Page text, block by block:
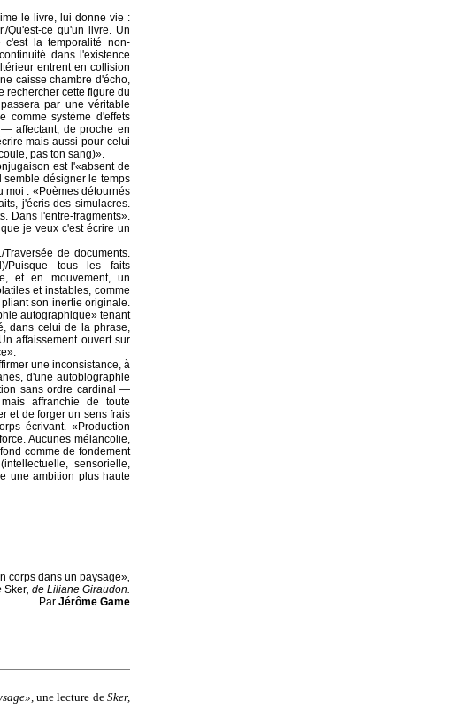
le livre, lui donne vie :
Qu'est-ce qu'un livre. Un
la temporalité non-
dans l'existence
entrent en collision
caisse chambre d'écho,
cette figure du
par une véritable
comme système d'effets
affectant, de proche en
mais aussi pour celui
pas ton sang)».
est l'«absent de
semble désigner le temps
moi : «Poèmes détournés
j'écris des simulacres.
Dans l'entre-fragments».
je veux c'est écrire un
de documents.
Puisque tous les faits
et en mouvement, un
et instables, comme
son inertie originale.
autographique» tenant
dans celui de la phrase,
affaissement ouvert sur
une inconsistance, à
d'une autobiographie
sans ordre cardinal —
affranchie de toute
et de forger un sens frais
écrivant. «Production
Aucunes mélancolie,
comme de fondement
sensorielle,
une ambition plus haute
corps dans un paysage»,
Sker, de Liliane Giraudon.
Par Jérôme Game
une lecture deSker,